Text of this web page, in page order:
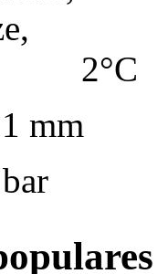
2°C
mm